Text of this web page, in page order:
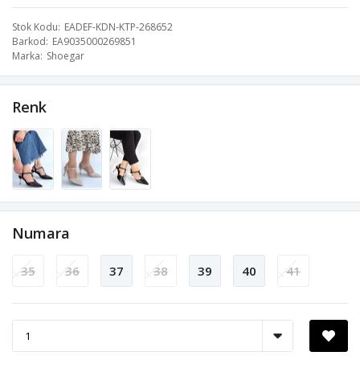
Stok Kodu EADEF-KDN-KTP-268652
Barkod EA9035000269851
Marka Shoegar
Renk
Numara
35 36 37 38 39 40 41